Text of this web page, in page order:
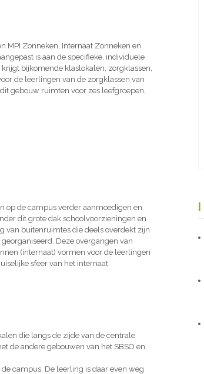
MPI Zonneken, Internaat Zonneken en
is aan de specifieke, individuele
bijkomende klaslokalen, zorgklassen,
de leerlingen van de zorgklassen van
gebouw ruimten voor zes leefgroepen,
op de campus verder aanmoedigen en
dit grote dak schoolvoorzieningen en
van buitenruimtes die deels overdekt zijn
Deze overgangen van
(internaat) vormen voor de leerlingen
sfeer van het internaat.
die langs de zijde van de centrale
de andere gebouwen van het SBSO en
campus. De leerling is daar even weg